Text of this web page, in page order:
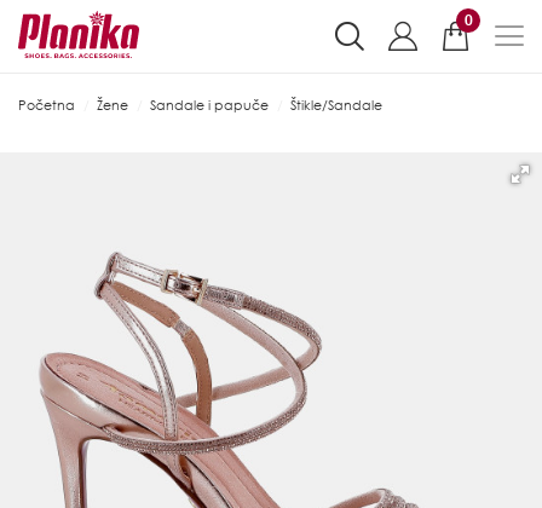
0
Početna Žene Sandale i papuče Štikle/Sandale